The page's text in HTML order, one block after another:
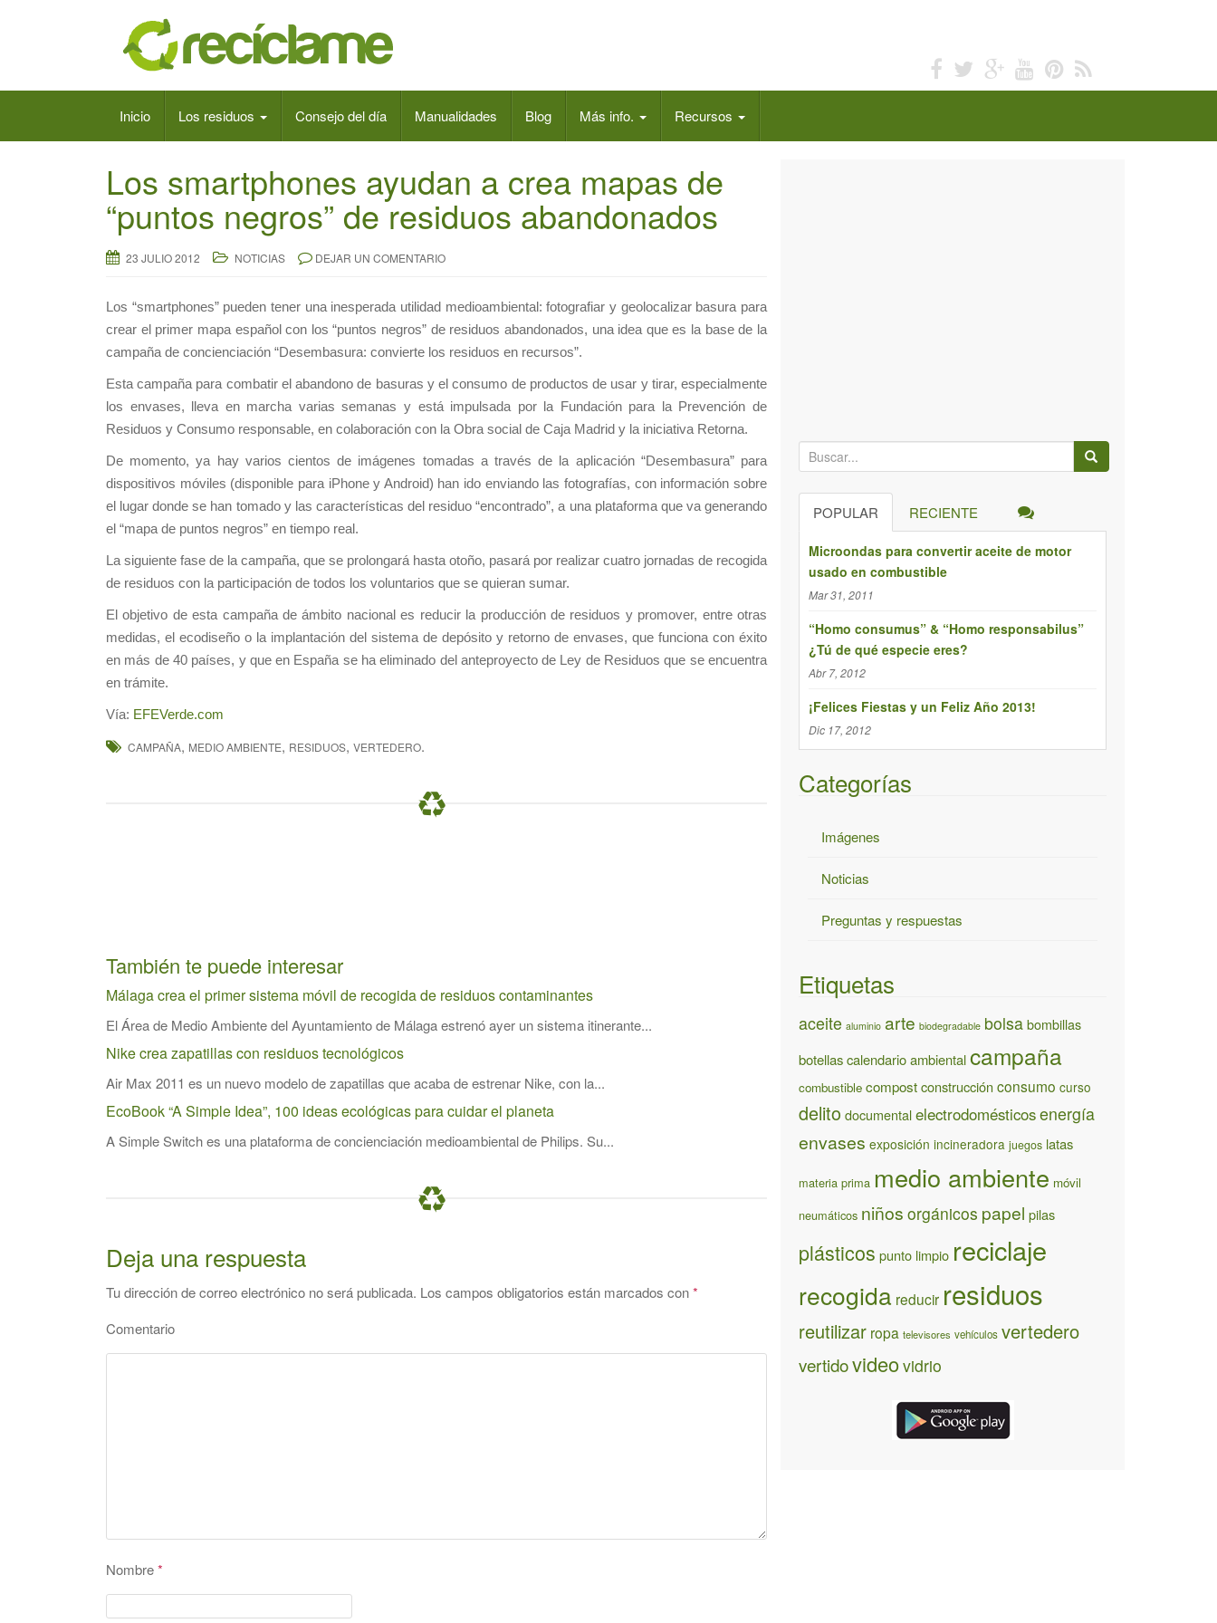
Inicio Los residuos Consejo del día Manualidades Blog Más info. Recursos
Los smartphones ayudan a crea mapas de
“puntos negros” de residuos abandonados
23 JULIO 2012 NOTICIAS DEJAR UN COMENTARIO
Los “smartphones” pueden tener una inesperada utilidad medioambiental: fotografiar y geolocalizar basura para
crear el primer mapa español con los “puntos negros” de residuos abandonados, una idea que es la base de la
campaña de concienciación “Desembasura: convierte los residuos en recursos”.
Esta campaña para combatir el abandono de basuras y el consumo de productos de usar y tirar, especialmente
los envases, lleva en marcha varias semanas y está impulsada por la Fundación para la Prevención de
Residuos y Consumo responsable, en colaboración con la Obra social de Caja Madrid y la iniciativa Retorna.
De momento, ya hay varios cientos de imágenes tomadas a través de la aplicación “Desembasura” para
dispositivos móviles (disponible para iPhone y Android) han ido enviando las fotografías, con información sobre
el lugar donde se han tomado y las características del residuo “encontrado”, a una plataforma que va generando
el “mapa de puntos negros” en tiempo real.
La siguiente fase de la campaña, que se prolongará hasta otoño, pasará por realizar cuatro jornadas de recogida
de residuos con la participación de todos los voluntarios que se quieran sumar.
El objetivo de esta campaña de ámbito nacional es reducir la producción de residuos y promover, entre otras
medidas, el ecodiseño o la implantación del sistema de depósito y retorno de envases, que funciona con éxito
en más de 40 países, y que en España se ha eliminado del anteproyecto de Ley de Residuos que se encuentra
en trámite.
Vía: EFEVerde.com
CAMPAÑA, MEDIO AMBIENTE, RESIDUOS, VERTEDERO.
También te puede interesar
Málaga crea el primer sistema móvil de recogida de residuos contaminantes
El Área de Medio Ambiente del Ayuntamiento de Málaga estrenó ayer un sistema itinerante...
Nike crea zapatillas con residuos tecnológicos
Air Max 2011 es un nuevo modelo de zapatillas que acaba de estrenar Nike, con la...
EcoBook “A Simple Idea”, 100 ideas ecológicas para cuidar el planeta
A Simple Switch es una plataforma de concienciación medioambiental de Philips. Su...
Deja una respuesta
Tu dirección de correo electrónico no será publicada. Los campos obligatorios están marcados con*
Comentario
Nombre*
B
ú
s
POPULAR RECIENTE
Microondas para convertir aceite de motor
usado en combustible
Mar 31, 2011
“Homo consumus” & “Homo responsabilus”
¿Tú de qué especie eres?
Abr 7, 2012
¡Felices Fiestas y un Feliz Año 2013!
Dic 17, 2012
Categorías
Imágenes
Noticias
Preguntas y respuestas
Etiquetas
aceite aluminio arte biodegradable bolsabombillas
botellascalendario ambientalcampaña
combustible compostconstrucción consumo curso
delito documentalelectrodomésticosenergía
envases exposición incineradora juegos latas
materia prima medio ambiente móvil
neumáticos niños orgánicos papel pilas
plásticos punto limpio reciclaje
recogida reducir residuos
reutilizar ropa televisores vehículos vertedero
vertidovideovidrio